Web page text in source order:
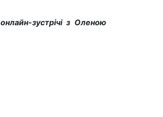
зустрічі з Оленою